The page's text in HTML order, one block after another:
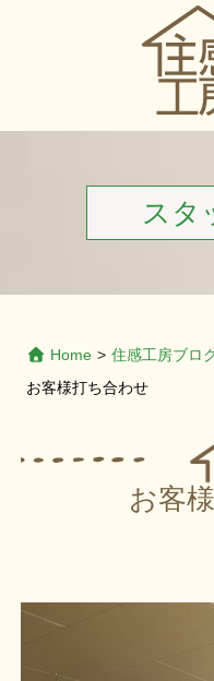
スタ
Home > 住感工房ブロ
お客様打ち合わせ
お客